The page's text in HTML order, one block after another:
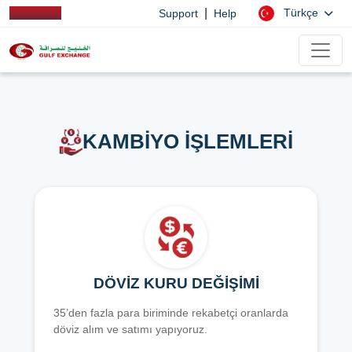
Support Help Türkçe
KAMBİYO İŞLEMLERİ
DÖVİZ KURU DEĞİŞİMİ
35’den fazla para biriminde rekabetçi oranlarda
döviz alım ve satımı yapıyoruz.